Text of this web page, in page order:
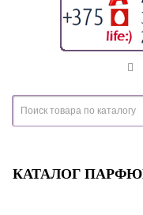
КАТАЛОГ